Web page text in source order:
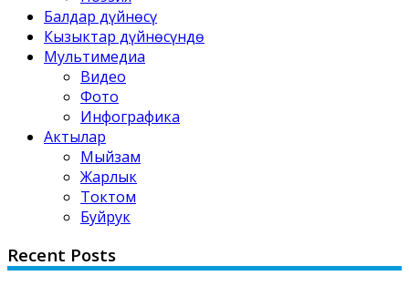
Балдар дүйнөсү
Кызыктар дүйнөсүндө
Мультимедиа
Видео
Фото
Инфографика
Актылар
Мыйзам
Жарлык
Токтом
Буйрук
Recent Posts